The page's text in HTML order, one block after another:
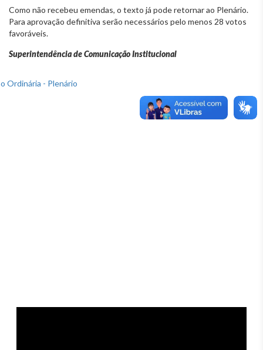
Como não recebeu emendas, o texto já pode retornar ao Plenário.
Para aprovação definitiva serão necessários pelo menos 28 votos
favoráveis.
Superintendência de Comunicação Institucional